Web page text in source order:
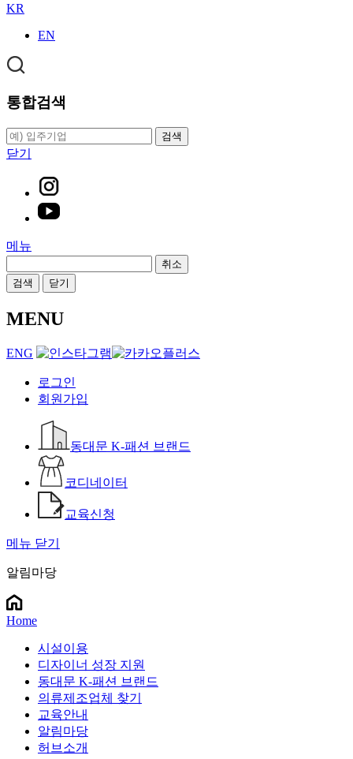
KR
EN
통합검색
검색
닫기
메뉴
취소
검색
닫기
MENU
ENG
로그인
회원가입
동대문 K-패션 브랜드
코디네이터
교육신청
메뉴 닫기
알림마당
Home
시설이용
디자이너 성장 지원
동대문 K-패션 브랜드
의류제조업체 찾기
교육안내
알림마당
허브소개